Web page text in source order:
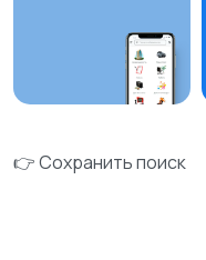
👉 Сохранить поиск